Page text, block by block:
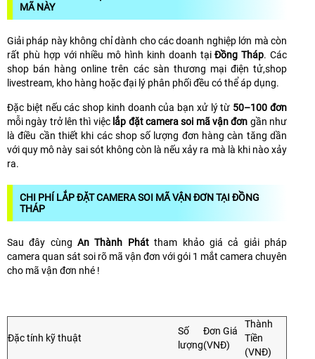
MÃ NÀY
Giải pháp này không chỉ dành cho các doanh nghiệp lớn mà còn
rất phù hợp với nhiều mô hình kinh doanh tạiĐồng Tháp. Các
shop bán hàng online trên các sàn thương mại điện tử,shop
livestream, kho hàng hoặc đại lý phân phối đều có thể áp dụng.
Đặc biệt nếu các shop kinh doanh của bạn xử lý từ 50–100 đơn
mỗi ngày trở lên thì việc lắp đặt camera soi mã vận đơn gần như
là điều cần thiết khi các shop số lượng đơn hàng càn tăng dần
với quy mô này sai sót không còn là nếu xảy ra mà là khi nào xảy
ra.
CHI PHÍ LẮP ĐẶT CAMERA SOI MÃ VẬN ĐƠN TẠI ĐỒNG
THÁP
Sau đây cùngAn Thành Pháttham khảo giá cả giải pháp
camera quan sát soi rõ mã vận đơn với gói 1 mắt camera chuyên
cho mã vận đơn nhé !
Đặc tính kỹ thuật
Số
lượng
Đơn Giá
(VNĐ)
Thành
Tiền
(VNĐ)